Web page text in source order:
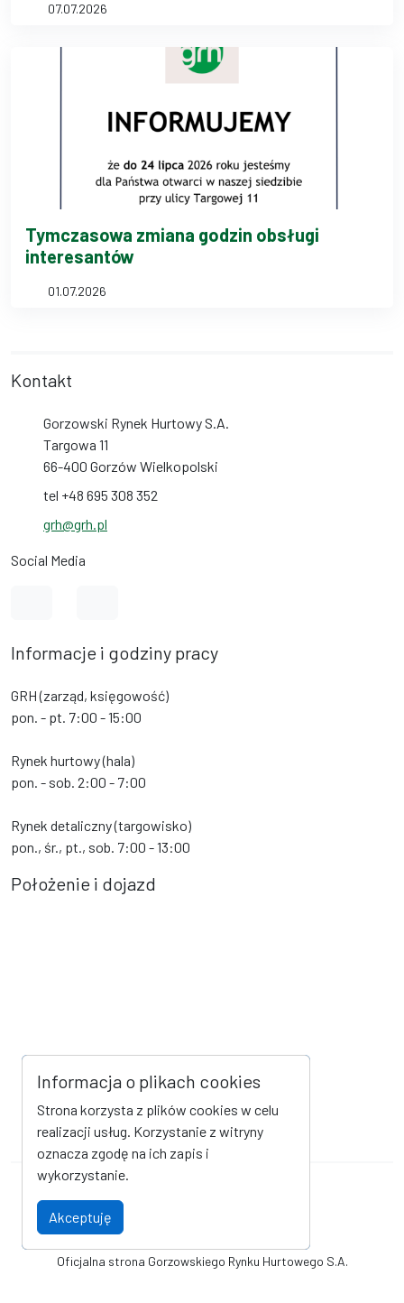
07.07.2026
Tymczasowa zmiana godzin obsługi
interesantów
01.07.2026
Kontakt
Gorzowski Rynek Hurtowy S.A.
Targowa 11
66-400 Gorzów Wielkopolski
tel +48 695 308 352
grh@grh.pl
Social Media
Informacje i godziny pracy
GRH (zarząd, księgowość)
pon. - pt. 7:00 - 15:00
Rynek hurtowy (hala)
pon. - sob. 2:00 - 7:00
Rynek detaliczny (targowisko)
pon., śr., pt., sob. 7:00 - 13:00
Położenie i dojazd
Oficjalna strona Gorzowskiego Rynku Hurtowego S.A.
Informacja o plikach cookies
Strona korzysta z plików cookies w celu
realizacji usług. Korzystanie z witryny
oznacza zgodę na ich zapis i
wykorzystanie.
Akceptuję